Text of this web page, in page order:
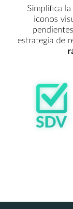
Simplifica la
iconos
estrategia de